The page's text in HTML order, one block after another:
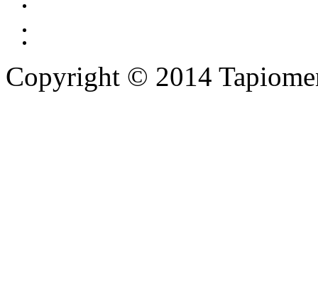
Copyright © 2014